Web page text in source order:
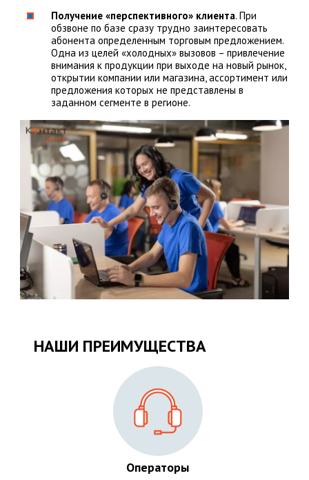
Получение «перспективного» клиента. При
обзвоне по базе сразу трудно заинтересовать
абонента определенным торговым предложением.
Одна из целей «холодных» вызовов – привлечение
внимания к продукции при выходе на новый рынок,
открытии компании или магазина, ассортимент или
предложения которых не представлены в
заданном сегменте в регионе.
НАШИ ПРЕИМУЩЕСТВА
Операторы